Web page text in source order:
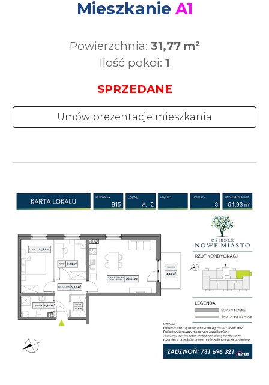
Mieszkanie A1
Powierzchnia: 31,77m²
Ilość pokoi: 1
SPRZEDANE
Umów prezentacje mieszkania